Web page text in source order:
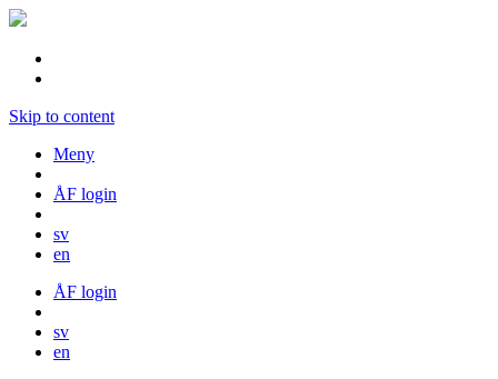
Skip to content
Meny
ÅF login
sv
en
ÅF login
sv
en